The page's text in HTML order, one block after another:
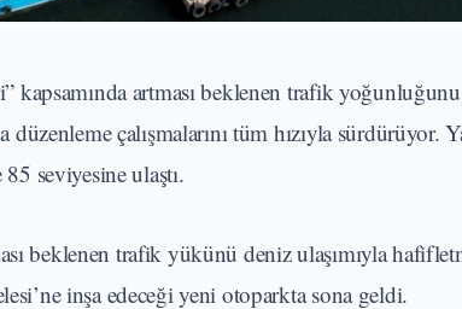
artması beklenen trafik
çalışmalarını tüm hızıyla sürdürüyor.
seviyesine ulaştı.
beklenen trafik yükünü deniz ulaşımıyla
inşa edeceği yeni otoparkta sona geldi.